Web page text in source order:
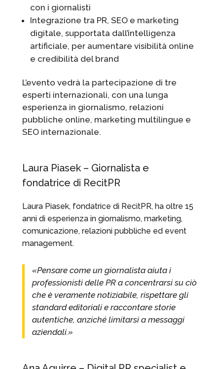
con i giornalisti
Integrazione tra PR, SEO e marketing
digitale, supportata dall’intelligenza
artificiale, per aumentare visibilità online
e credibilità del brand
L’evento vedrà la partecipazione di tre
esperti internazionali, con una lunga
esperienza in giornalismo, relazioni
pubbliche online, marketing multilingue e
SEO internazionale.
Laura Piasek – Giornalista e
fondatrice di RecitPR
Laura Piasek, fondatrice di RecitPR, ha oltre 15
anni di esperienza in giornalismo, marketing,
comunicazione, relazioni pubbliche ed event
management.
«Pensare come un giornalista aiuta i
professionisti delle PR a concentrarsi su ciò
che è veramente notiziabile, rispettare gli
standard editoriali e raccontare storie
autentiche, anziché limitarsi a messaggi
aziendali.»